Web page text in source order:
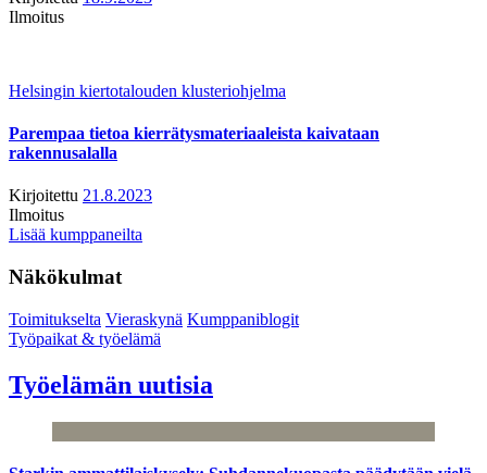
Ilmoitus
Helsingin kiertotalouden klusteriohjelma
Parempaa tietoa kierrätysmateriaaleista kaivataan
rakennusalalla
Kirjoitettu 21.8.2023
Ilmoitus
Lisää kumppaneilta
Näkökulmat
Toimitukselta Vieraskynä Kumppaniblogit
Työpaikat & työelämä
Työelämän uutisia